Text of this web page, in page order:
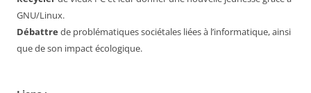
GNU/Linux.
Débattre de problématiques sociétales liées à l’informatique, ainsi
que de son impact écologique.